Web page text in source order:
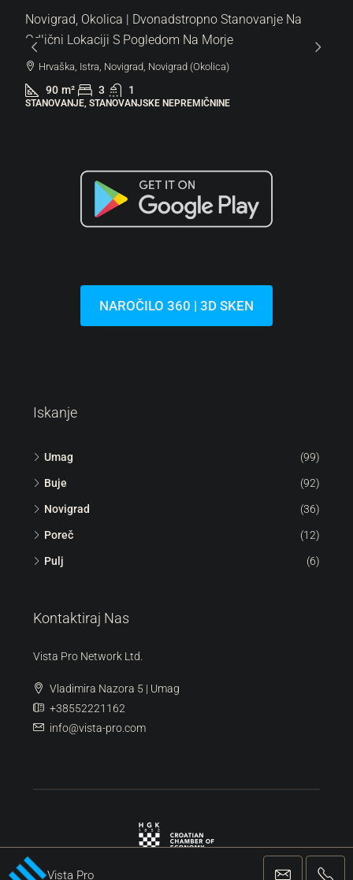
Novigrad, Okolica | Dvonadstropno Stanovanje Na
Odlični Lokaciji S Pogledom Na Morje
Hrvaška, Istra, Novigrad, Novigrad (Okolica)
90 m² 3 1
STANOVANJE, STANOVANJSKE NEPREMIČNINE
Vista Pro
Iskanje
Kontaktiraj Nas
Vista Pro Network Ltd.
Vladimira Nazora 5 | Umag